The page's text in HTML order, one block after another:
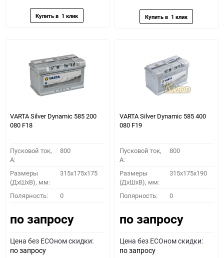
VARTA Silver Dynamic 585 200
080 F18
Пусковой ток,
A:
800
Размеры
(ДхШхВ), мм:
315x175x175
Полярность: 0
по запросу
Цена без ECOном скидки:
по запросу
VARTA Silver Dynamic 585 400
080 F19
Пусковой ток,
A:
800
Размеры
(ДхШхВ), мм:
315x175x190
Полярность: 0
по запросу
Цена без ECOном скидки:
по запросу